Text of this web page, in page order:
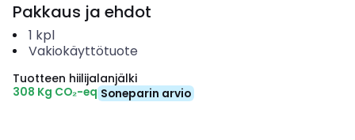
Pakkaus ja ehdot
1 kpl
Vakiokäyttötuote
Tuotteen hiilijalanjälki
308 Kg CO₂-eq Soneparin arvio